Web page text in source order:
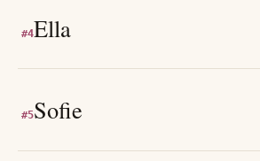
#4Ella
#5Sofie